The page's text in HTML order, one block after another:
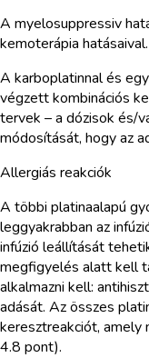
A myelosuppressiv
kemoterápia hatásaival.
A karboplatinnal és
végzett kombinációs
tervek – a dózisok és/
módosítását, hogy az
Allergiás reakciók
A többi platinaalapú
leggyakrabban az
infúzió leállítását
megfigyelés alatt kell
alkalmazni kell:
adását. Az összes
keresztreakciót, amely
4.8 pont).